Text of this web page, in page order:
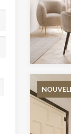
Ce site
telle
Ils
Web